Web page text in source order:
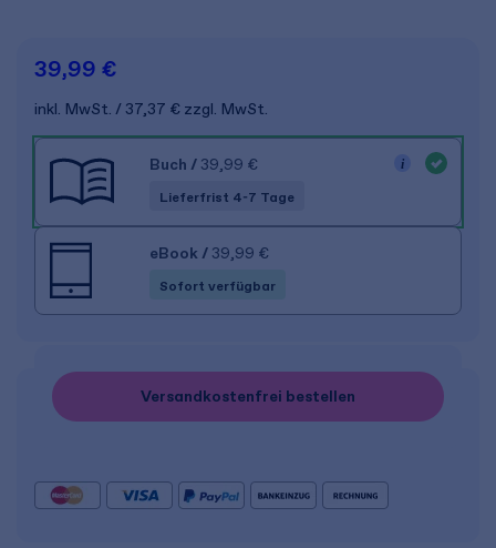
39,99 €
inkl. MwSt. 37,37 € zzgl. MwSt.
Buch / 39,99 €
Lieferfrist 4-7 Tage
eBook / 39,99 €
Sofort verfügbar
Versandkostenfrei bestellen